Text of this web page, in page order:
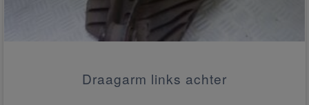
Draagarm links achter